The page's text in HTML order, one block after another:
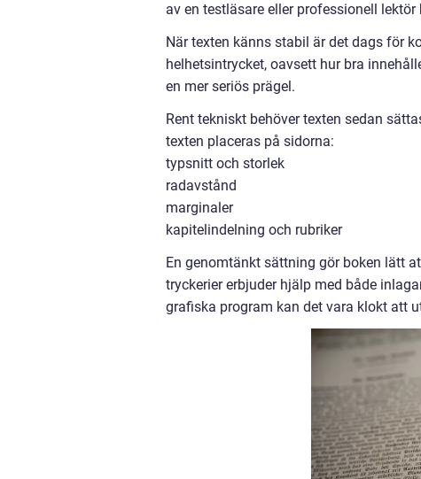
av en testläsare eller professionell lektör
När texten känns stabil är det dags för
helhetsintrycket, oavsett hur bra
en mer seriös prägel.
Rent tekniskt behöver texten sedan
texten placeras på sidorna:
typsnitt och storlek
radavstånd
marginaler
kapitelindelning och rubriker
En genomtänkt sättning gör boken lätt
tryckerier erbjuder hjälp med både
grafiska program kan det vara klokt att